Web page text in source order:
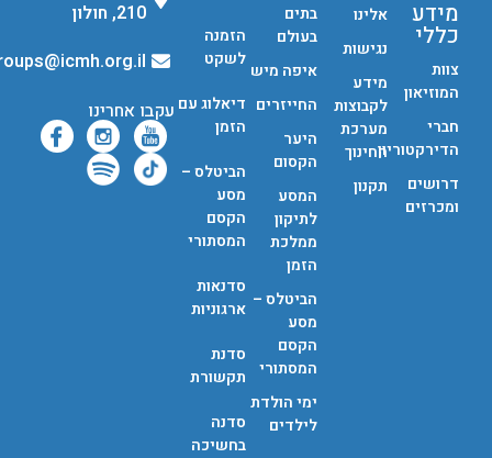
מידע
כללי
צוות
המוזיאון
חברי
הדירקטוריון
דרושים
ומכרזים
אלינו
נגישות
מידע
לקבוצות
מערכת
החינוך
תקנון
בתים
בעולם
איפה מיש
החייזרים
היער
הקסום
המסע
לתיקון
ממלכת
הזמן
הביטלס –
מסע
הקסם
המסתורי
ימי הולדת
לילדים
הזמנה
לשקט
דיאלוג עם
הזמן
הביטלס –
מסע
הקסם
המסתורי
סדנאות
ארגוניות
סדנת
תקשורת
סדנה
בחשיכה
210, חולון
groups@icmh.org.il
עקבו אחרינו